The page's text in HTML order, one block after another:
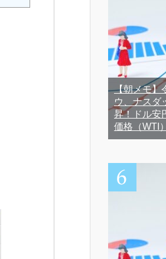
【朝メモ】
ウ、ナスダ
昇！ドル安
価格（WTI